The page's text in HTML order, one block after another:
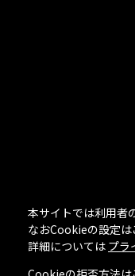
本サイトでは利用者
なおCookieの設定は
詳細については プラ